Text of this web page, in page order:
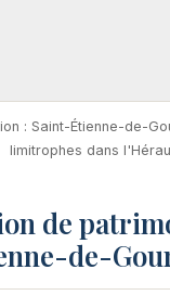
: Saint-Étienne-de-
limitrophes dans
de
de-